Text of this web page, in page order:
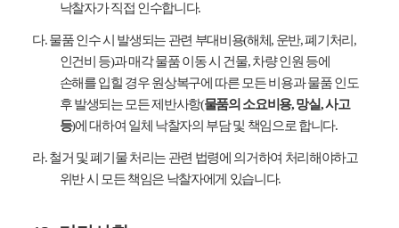
낙찰자가 직접 인수합니다.
다.물품 인수 시 발생되는 관련 부대비용(해체 , 운반,폐기처리 ,
인건비 등)과 매각 물품 이동 시 건물,차량 인원 등에
손해를 입힐 경우 원상복구에 따른 모든 비용과 물품 인도
후 발생되는 모든 제반사항(물품의 소요비용,망실,사고
등)에 대하여 일체 낙찰자의 부담 및 책임으로 합니다.
라.철거 및 폐기물 처리는 관련 법령에 의거하여 처리해야하고
위반 시 모든 책임은 낙찰자에게 있습니다.